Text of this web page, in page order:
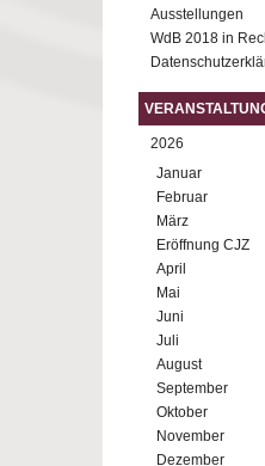
Ausstellungen
WdB 2018 in
2026
Januar
Februar
März
Eröffnung CJZ
April
Mai
Juni
Juli
August
September
Oktober
November
Dezember